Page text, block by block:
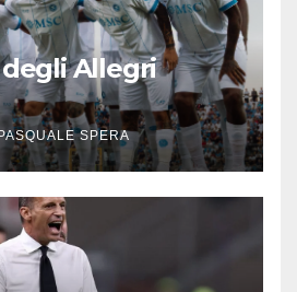
Allegri
SPERA